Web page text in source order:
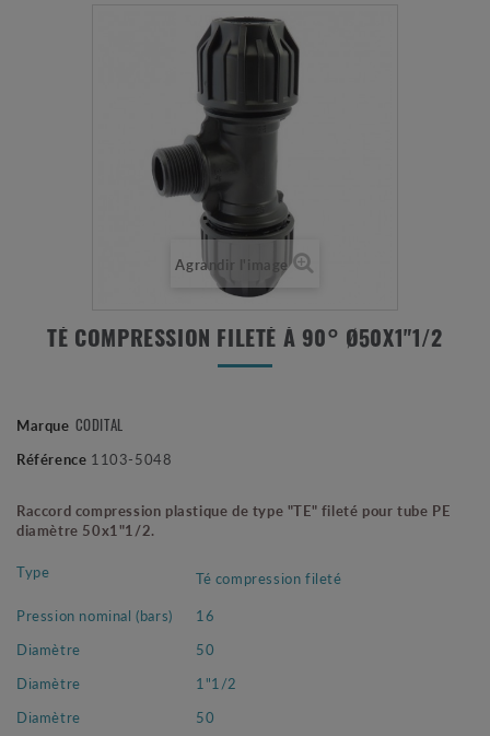
Agrandir l'image
TÉ COMPRESSION FILETÉ À 90° Ø50X1"1/2
Marque CODITAL
Référence 1103-5048
Raccord compression plastique de type "TE" fileté pour tube PE
diamètre 50x1"1/2.
Type
Té compression fileté
Pression nominal (bars)
16
Diamètre
50
Diamètre
1"1/2
Diamètre
50